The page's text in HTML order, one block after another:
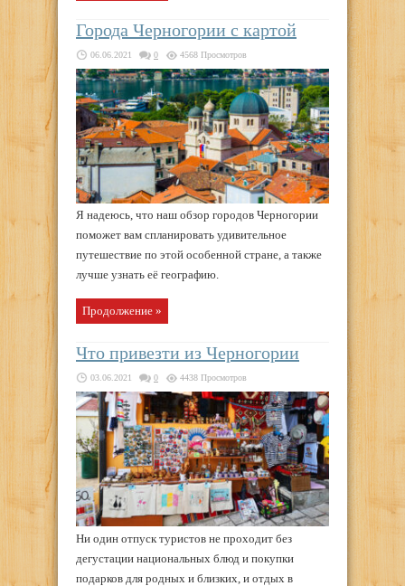
Города Черногории с картой
06.06.2021 0 4568 Просмотров
Я надеюсь, что наш обзор городов Черногории
поможет вам спланировать удивительное
путешествие по этой особенной стране, а также
лучше узнать её географию.
Продолжение »
Что привезти из Черногории
03.06.2021 0 4438 Просмотров
Ни один отпуск туристов не проходит без
дегустации национальных блюд и покупки
подарков для родных и близких, и отдых в